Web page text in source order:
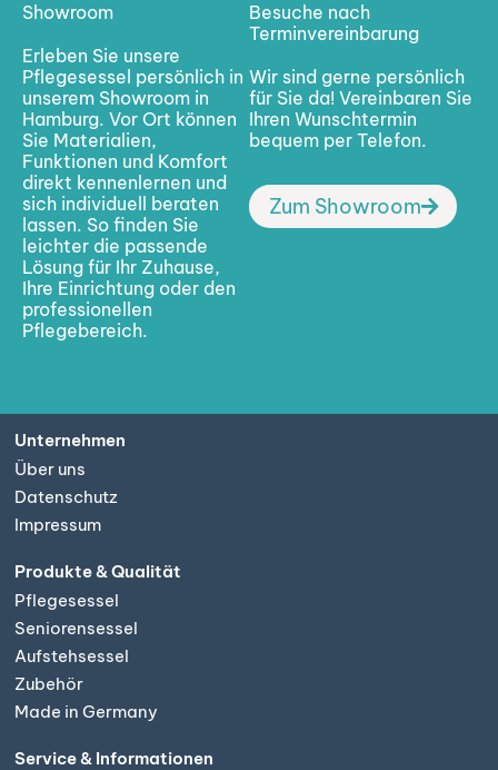
Showroom
Erleben Sie unsere
Pflegesessel persönlich in
unserem Showroom in
Hamburg. Vor Ort können
Sie Materialien,
Funktionen und Komfort
direkt kennenlernen und
sich individuell beraten
lassen. So finden Sie
leichter die passende
Lösung für Ihr Zuhause,
Ihre Einrichtung oder den
professionellen
Pflegebereich.
Besuche nach
Terminvereinbarung
Wir sind gerne persönlich
für Sie da! Vereinbaren Sie
Ihren Wunschtermin
bequem per Telefon.
Zum Showroom
Unternehmen
Über uns
Datenschutz
Impressum
Produkte & Qualität
Pflegesessel
Seniorensessel
Aufstehsessel
Zubehör
Made in Germany
Service & Informationen